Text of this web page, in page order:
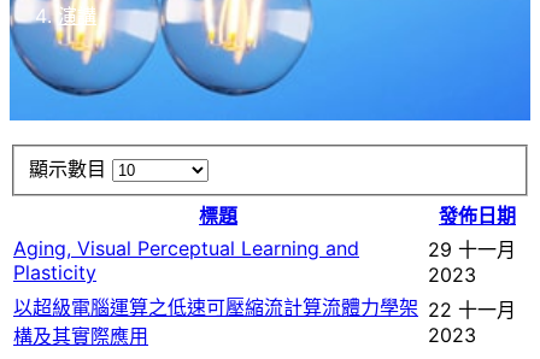
演講
顯示數目
標題
發佈日期
Aging, Visual Perceptual Learning and
Plasticity
29 十一月
2023
以超級電腦運算之低速可壓縮流計算流體力學架
構及其實際應用
22 十一月
2023